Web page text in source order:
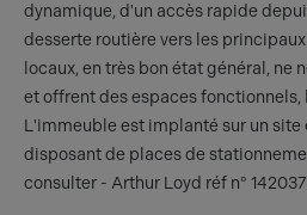
dynamique, d'un accès rapide
desserte routière vers les
locaux, en très bon état général, ne
et offrent des espaces
L'immeuble est implanté sur un site
disposant de places de
consulter - Arthur Loyd réf n°